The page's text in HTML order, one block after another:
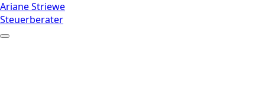
Ariane Striewe
Steuerberater